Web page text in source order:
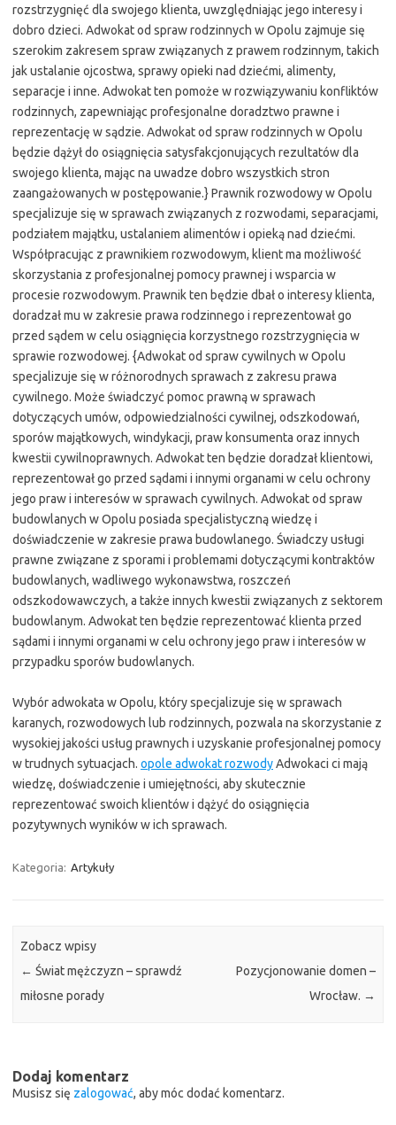
rozstrzygnięć dla swojego klienta, uwzględniając jego interesy i
dobro dzieci. Adwokat od spraw rodzinnych w Opolu zajmuje się
szerokim zakresem spraw związanych z prawem rodzinnym, takich
jak ustalanie ojcostwa, sprawy opieki nad dziećmi, alimenty,
separacje i inne. Adwokat ten pomoże w rozwiązywaniu konfliktów
rodzinnych, zapewniając profesjonalne doradztwo prawne i
reprezentację w sądzie. Adwokat od spraw rodzinnych w Opolu
będzie dążył do osiągnięcia satysfakcjonujących rezultatów dla
swojego klienta, mając na uwadze dobro wszystkich stron
zaangażowanych w postępowanie.} Prawnik rozwodowy w Opolu
specjalizuje się w sprawach związanych z rozwodami, separacjami,
podziałem majątku, ustalaniem alimentów i opieką nad dziećmi.
Współpracując z prawnikiem rozwodowym, klient ma możliwość
skorzystania z profesjonalnej pomocy prawnej i wsparcia w
procesie rozwodowym. Prawnik ten będzie dbał o interesy klienta,
doradzał mu w zakresie prawa rodzinnego i reprezentował go
przed sądem w celu osiągnięcia korzystnego rozstrzygnięcia w
sprawie rozwodowej. {Adwokat od spraw cywilnych w Opolu
specjalizuje się w różnorodnych sprawach z zakresu prawa
cywilnego. Może świadczyć pomoc prawną w sprawach
dotyczących umów, odpowiedzialności cywilnej, odszkodowań,
sporów majątkowych, windykacji, praw konsumenta oraz innych
kwestii cywilnoprawnych. Adwokat ten będzie doradzał klientowi,
reprezentował go przed sądami i innymi organami w celu ochrony
jego praw i interesów w sprawach cywilnych. Adwokat od spraw
budowlanych w Opolu posiada specjalistyczną wiedzę i
doświadczenie w zakresie prawa budowlanego. Świadczy usługi
prawne związane z sporami i problemami dotyczącymi kontraktów
budowlanych, wadliwego wykonawstwa, roszczeń
odszkodowawczych, a także innych kwestii związanych z sektorem
budowlanym. Adwokat ten będzie reprezentować klienta przed
sądami i innymi organami w celu ochrony jego praw i interesów w
przypadku sporów budowlanych.
Wybór adwokata w Opolu, który specjalizuje się w sprawach
karanych, rozwodowych lub rodzinnych, pozwala na skorzystanie z
wysokiej jakości usług prawnych i uzyskanie profesjonalnej pomocy
w trudnych sytuacjach. opole adwokat rozwodyAdwokaci ci mają
wiedzę, doświadczenie i umiejętności, aby skutecznie
reprezentować swoich klientów i dążyć do osiągnięcia
pozytywnych wyników w ich sprawach.
Kategoria: Artykuły
Zobacz wpisy
← Świat mężczyzn – sprawdź
miłosne porady
Pozycjonowanie domen –
Wrocław. →
Dodaj komentarz
Musisz się zalogować, aby móc dodać komentarz.